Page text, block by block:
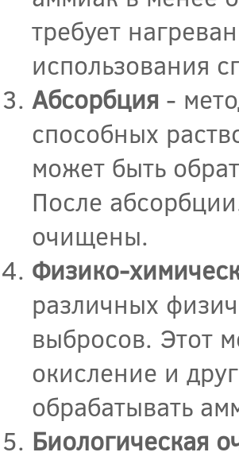
требует
использования
Абсорбция -
способных
может быть
После
очищены.
Физико-
различных
выбросов. Этот
окисление и
обрабатывать
Биологическая